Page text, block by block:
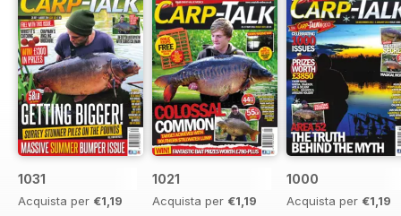
1031
Acquista per €1,19
1021
Acquista per €1,19
1000
Acquista per €1,19